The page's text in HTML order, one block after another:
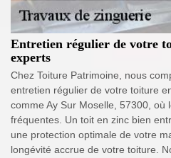
Entretien régulier de votre
experts
Chez Toiture Patrimoine, nous
entretien régulier de votre toiture
comme Ay Sur Moselle, 57300, où
fréquentes. Un toit en zinc bien
une protection optimale de votre
longévité accrue de votre toiture.